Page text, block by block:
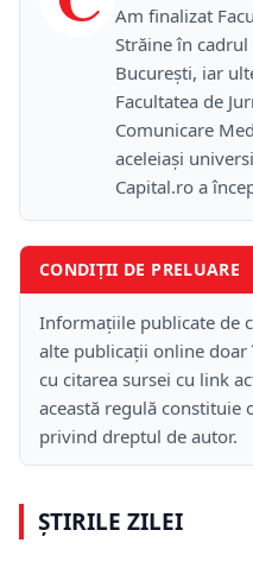
Am finalizat
Străine în
București, iar
Facultatea de
Comunicare
aceleiași
Capital.ro a
CONDIȚII DE PRELUARE
Informațiile publicate de
alte publicații online doar
cu citarea sursei cu link
această regulă constituie
privind dreptul de autor.
ȘTIRILE ZILEI